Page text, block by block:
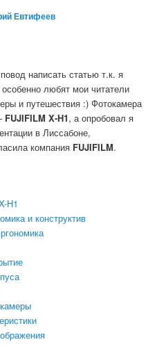
Евтифеев
написать статью т.к. я
любят мои читатели
и путешествия :) Фотокамера
FUJIFILM X-H1, а опробовал я
в Лиссабоне,
компания FUJIFILM.
H1
и конструктив